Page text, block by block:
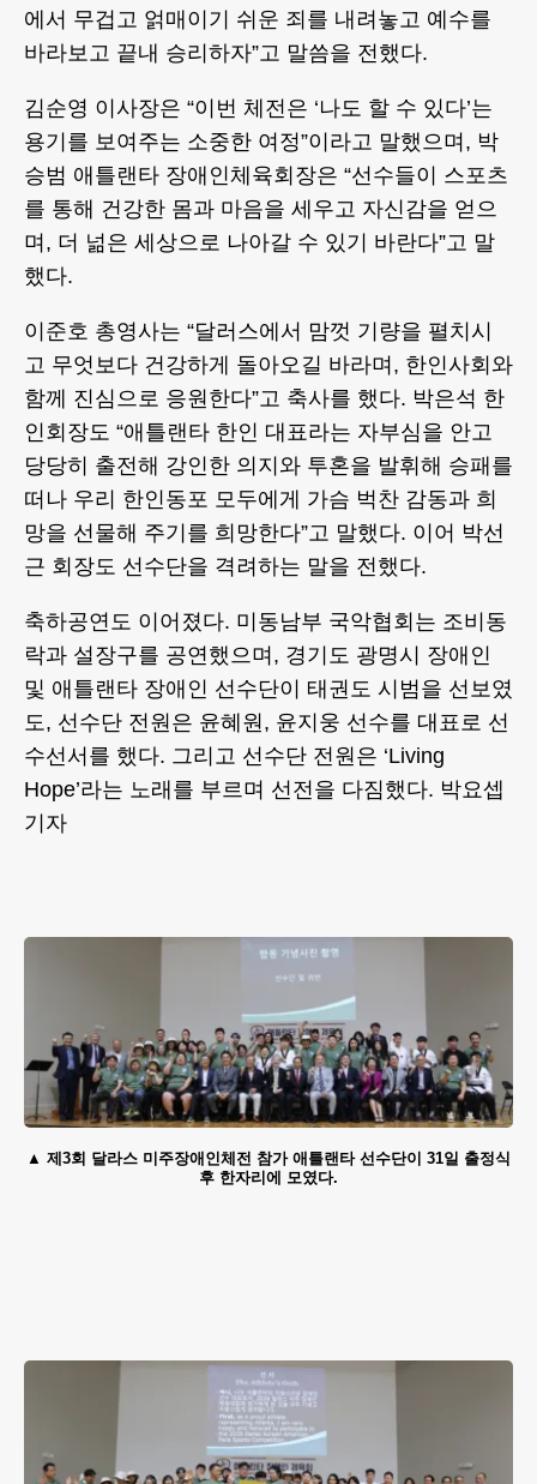
에서 무겁고 얽매이기 쉬운 죄를 내려놓고 예수를
바라보고 끝내 승리하자”고 말씀을 전했다.
김순영 이사장은 “이번 체전은 ‘나도 할 수 있다’는
용기를 보여주는 소중한 여정”이라고 말했으며, 박
승범 애틀랜타 장애인체육회장은 “선수들이 스포츠
를 통해 건강한 몸과 마음을 세우고 자신감을 얻으
며, 더 넒은 세상으로 나아갈 수 있기 바란다”고 말
했다.
이준호 총영사는 “달러스에서 맘껏 기량을 펼치시
고 무엇보다 건강하게 돌아오길 바라며, 한인사회와
함께 진심으로 응원한다”고 축사를 했다. 박은석 한
인회장도 “애틀랜타 한인 대표라는 자부심을 안고
당당히 출전해 강인한 의지와 투혼을 발휘해 승패를
떠나 우리 한인동포 모두에게 가슴 벅찬 감동과 희
망을 선물해 주기를 희망한다”고 말했다. 이어 박선
근 회장도 선수단을 격려하는 말을 전했다.
축하공연도 이어졌다. 미동남부 국악협회는 조비동
락과 설장구를 공연했으며, 경기도 광명시 장애인
및 애틀랜타 장애인 선수단이 태권도 시범을 선보였
도, 선수단 전원은 윤혜원, 윤지웅 선수를 대표로 선
수선서를 했다. 그리고 선수단 전원은 ‘Living
Hope’라는 노래를 부르며 선전을 다짐했다. 박요셉
기자
제3회 달라스 미주장애인체전 참가 애틀랜타 선수단이 31일 출정식
후 한자리에 모였다.